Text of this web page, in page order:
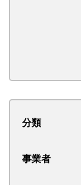
分類
事業者